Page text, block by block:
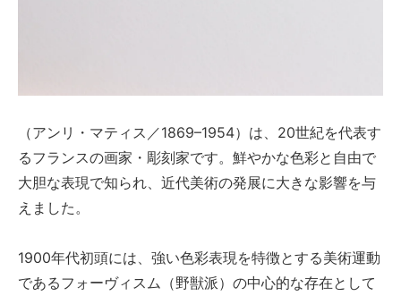
（アンリ・マティス／1869–1954）は、20世紀を代表す
るフランスの画家・彫刻家です。鮮やかな色彩と自由で
大胆な表現で知られ、近代美術の発展に大きな影響を与
えました。
1900年代初頭には、強い色彩表現を特徴とする美術運動
であるフォーヴィスム（野獣派）の中心的な存在として